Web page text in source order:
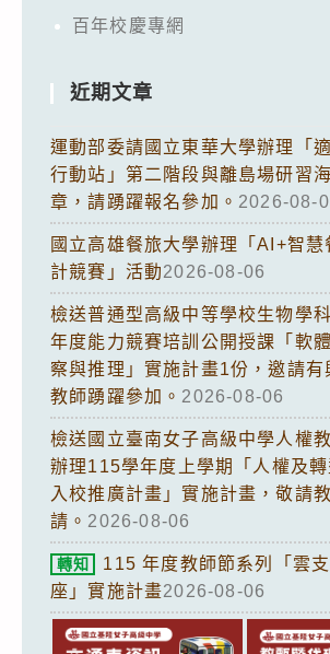
百年校慶專網
近期文章
運動部委請國立東華大學辦理「
行動站」第二階段與離島場研習
章，請踴躍報名參加。 2026-08-
國立高雄餐旅大學辦理「AI+智慧
計競賽」活動2026-08-06
檢送普通型高級中等學校生物學
年度能力競賽培訓公開授課「軟
察與推理」實施計畫1份，邀請有
教師踴躍參加。 2026-08-06
檢送國立臺南女子高級中學人權
辦理115學年度上學期「人權及
入校推廣計畫」實施計畫，敬請
請。 2026-08-06
轉知
115 年度教師節系列「雲
座」實施計畫2026-08-06